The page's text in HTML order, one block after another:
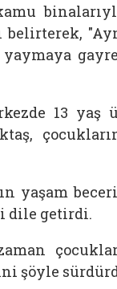
belirterek,
13
yaşam
dile getirdi.
şöyle